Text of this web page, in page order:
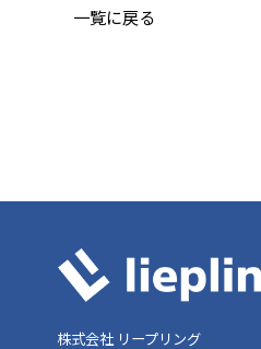
一覧に戻る
株式会社 リープリング